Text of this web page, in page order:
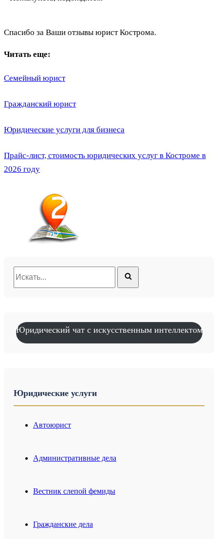
Спасибо за Ваши отзывы юрист Кострома.
Читать еще:
Семейный юрист
Гражданский юрист
Юридические услуги для бизнеса
Прайс-лист, стоимость юридических услуг в Костроме в
2026 году
Искать...
Юридический чат с искусственным интеллектом
Юридические услуги
Автоюрист
Административные дела
Вестник слепой фемиды
Гражданские дела